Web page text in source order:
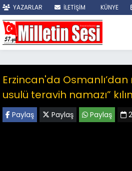
YAZARLAR İLETİŞİM KÜNYE
SON DAKİKA
Erzincan'da
usulü teravih namazı”
Paylaş Paylaş Paylaş